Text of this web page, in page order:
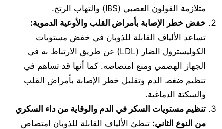
متلازمة القولون العصبي (IBS) والتهاب الرتج.
خفض خطر الإصابة بأمراض القلب والأوعية الدموية:
تساعد الألياف القابلة للذوبان في خفض مستويات
الكوليسترول الضار (LDL) عن طريق الارتباط به في
الجهاز الهضمي ومنع امتصاصه. كما أنها قد تساهم في
تنظيم ضغط الدم وتقليل خطر الإصابة بأمراض القلب
والسكتة الدماغية.
تنظيم مستويات السكر في الدم والوقاية من داء السكري
من النوع الثاني: تبطئ الألياف القابلة للذوبان امتصاص